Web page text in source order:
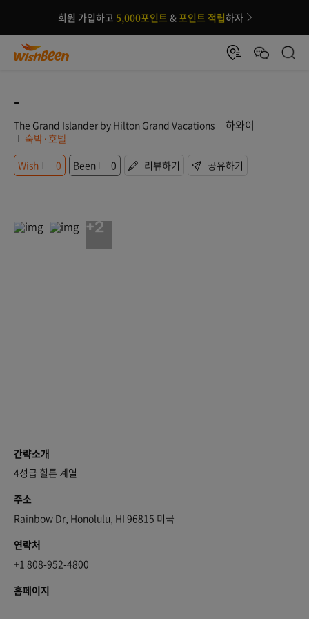
회원 가입하고 5,000포인트 &포인트 적립하자
-
The Grand Islander by Hilton Grand Vacations 하와이
숙박·호텔
Wish
0 Been 0 리뷰하기 공유하기
+2
간략소개
4성급 힐튼 계열
주소
Rainbow Dr, Honolulu, HI 96815 미국
연락처
+1 808-952-4800
홈페이지